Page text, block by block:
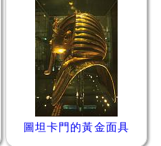
圖坦卡門的黃金面具